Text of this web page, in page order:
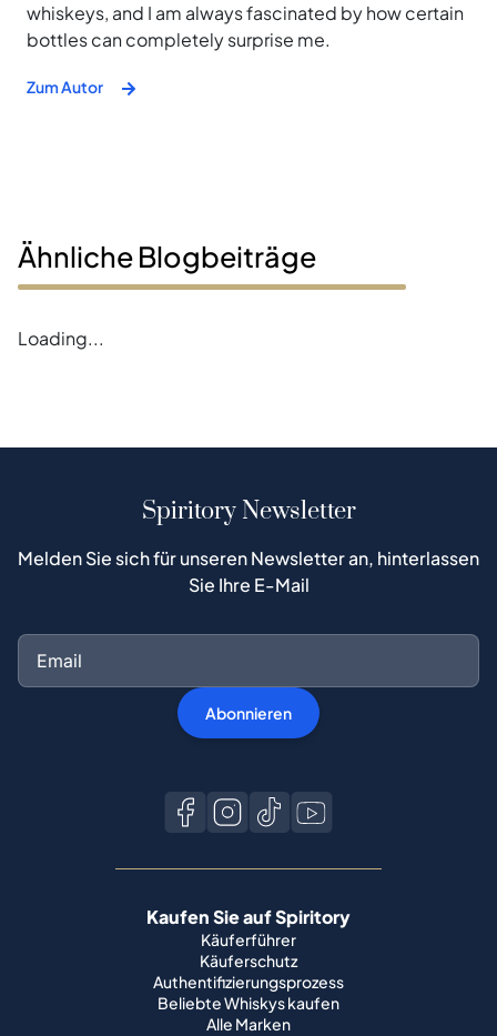
whiskeys, and I am always fascinated by how certain
bottles can completely surprise me.
Zum Autor
Ähnliche Blogbeiträge
Error loading magazines
Spiritory Newsletter
Melden Sie sich für unseren Newsletter an, hinterlassen
Sie Ihre E-Mail
Abonnieren
Kaufen Sie auf Spiritory
Käuferführer
Käuferschutz
Authentifizierungsprozess
Beliebte Whiskys kaufen
Alle Marken